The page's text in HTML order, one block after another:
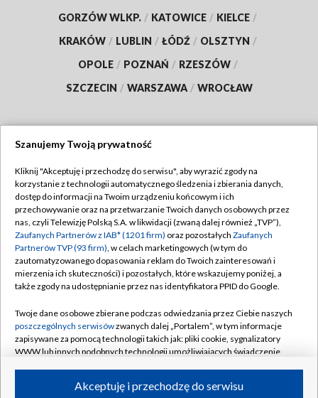
GORZÓW WLKP. / KATOWICE / KIELCE /
KRAKÓW / LUBLIN / ŁÓDŹ / OLSZTYN /
OPOLE / POZNAŃ / RZESZÓW /
SZCZECIN / WARSZAWA / WROCŁAW
TVP
Abonament TVP
Emisja w TVP
Centrum informacji TVP
Naziemna Telewizja Cyfrowa
Rada Programowa
System NOS
Informacje o nadawcy
Program dla prasy
Regulamin TVP
Polityka prywatności
Moje zgody
Pomoc
Kontakt
Kanały
Szanujemy Twoją prywatność
Kliknij "Akceptuję i przechodzę do serwisu", aby wyrazić zgody na
korzystanie z technologii automatycznego śledzenia i zbierania danych,
dostęp do informacji na Twoim urządzeniu końcowym i ich
przechowywanie oraz na przetwarzanie Twoich danych osobowych przez
nas, czyli Telewizję Polską S.A. w likwidacji (zwaną dalej również „TVP”),
Zaufanych Partnerów z IAB* (1201 firm) oraz pozostałych Zaufanych
Partnerów TVP (93 firm), w celach marketingowych (w tym do
zautomatyzowanego dopasowania reklam do Twoich zainteresowań i
mierzenia ich skuteczności) i pozostałych, które wskazujemy poniżej, a
także zgody na udostępnianie przez nas identyfikatora PPID do Google.
Twoje dane osobowe zbierane podczas odwiedzania przez Ciebie naszych
poszczególnych serwisówzwanych dalej „Portalem”, w tym informacje
zapisywane za pomocą technologii takich jak: pliki cookie, sygnalizatory
WWW lub innych podobnych technologii umożliwiających świadczenie
ruchu w Internecie.Akceptuję i przechodzę do serwisu